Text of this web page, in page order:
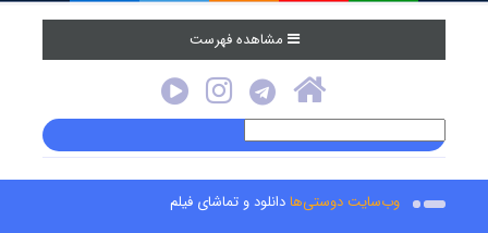
مشاهده فهرست
وب‌سایت دوستی‌هادانلود و تماشای فیلم